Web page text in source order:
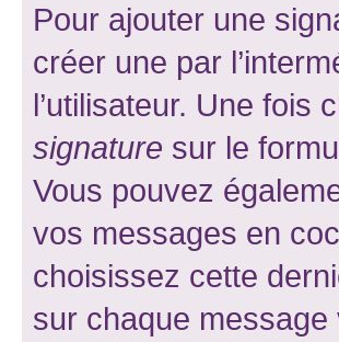
Pour ajouter une
créer une par
l’utilisateur. Une
signature sur le
Vous pouvez
vos messages en
choisissez cette
sur chaque message